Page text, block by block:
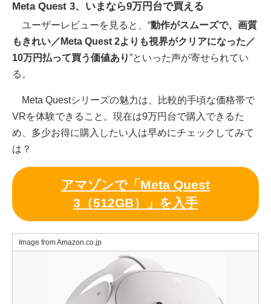
Meta Quest 3、いまなら9万円台で買える
ユーザーレビューを見ると、“動作がスムーズで、画質
もきれい／Meta Quest 2よりも視界がクリアになった／
10万円払って買う価値あり”といった声が寄せられてい
る。
Meta Questシリーズの魅力は、比較的手頃な価格帯で
VRを体験できること。現在は9万円台で購入できるた
め、多少お得に購入したい人は早めにチェックしてみて
は？
アマゾンで「Meta Quest
3（512GB）」を入手
Image from Amazon.co.jp